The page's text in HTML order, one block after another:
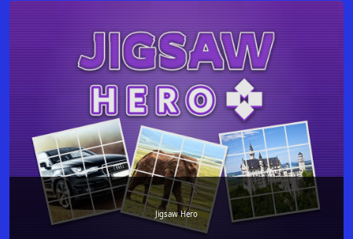
Jigsaw Hero